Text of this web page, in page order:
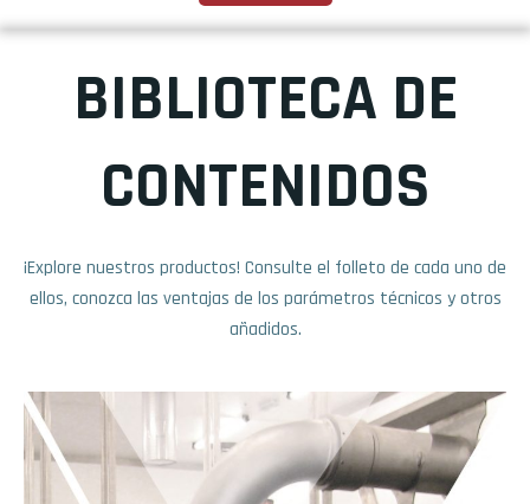
BIBLIOTECA DE
CONTENIDOS
¡Explore nuestros productos! Consulte el folleto de cada uno de
ellos, conozca las ventajas de los parámetros técnicos y otros
añadidos.